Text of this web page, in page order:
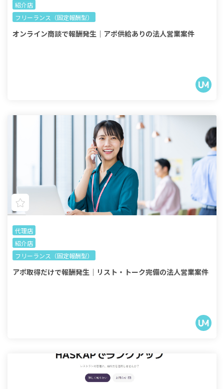
紹介店
フリーランス（固定報酬型）
オンライン商談で報酬発生｜アポ供給ありの法人営業案件
代理店
紹介店
フリーランス（固定報酬型）
アポ取得だけで報酬発生｜リスト・トーク完備の法人営業案件